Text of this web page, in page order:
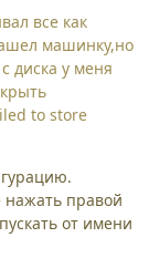
все как
машинку,но
диска у меня
to store
правой
от имени